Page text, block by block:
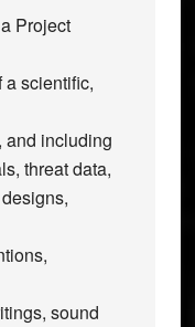
Project
a scientific,
and including
threat data,
sound